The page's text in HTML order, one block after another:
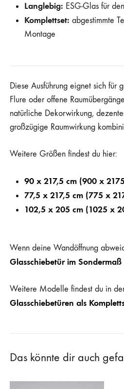
Langlebig: ESG-Glas für
Komplettset: abgestimmte
Montage
Diese Ausführung eignet sich für
Flure oder offene
natürliche Dekorwirkung,
großzügige Raumwirkung
Weitere Größen findest du hier:
90 x 217,5 cm (900 x
77,5 x 217,5 cm (775 x
102,5 x 205 cm (1025 x
Wenn deine Wandöffnung
Glasschiebetür im Sondermaß
Weitere Modelle findest du in
Glasschiebetüren als
Das könnte dir auch